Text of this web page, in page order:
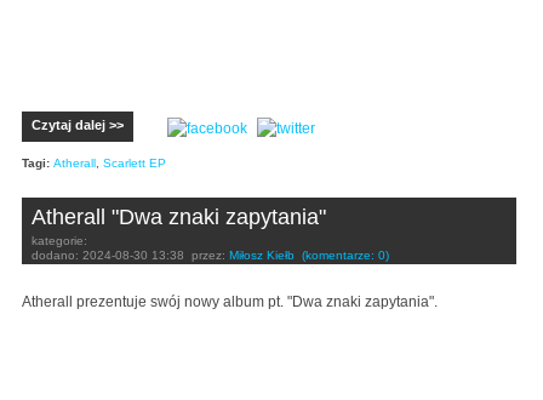
Czytaj dalej >>
Tagi: Atherall , Scarlett EP
Atherall "Dwa znaki zapytania"
kategorie:
dodano: 2024-08-30 13:38 przez: Miłosz Kiełb (komentarze: 0)
Atherall prezentuje swój nowy album pt. "Dwa znaki zapytania".